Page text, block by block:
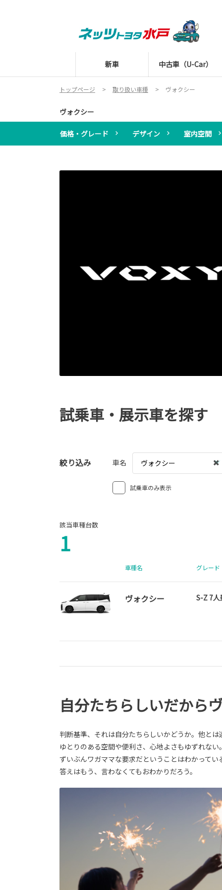
新車 中古車（U-Car）
トップページ 取り扱い車種 ヴォクシー
ヴォクシー
価格・グレード デザイン 室内空間
試乗車・展示車を探す
絞り込み 車名 ヴォクシー
試乗車のみ表示
該当車種台数
1
車種名 グレード
ヴォクシー S-Z 7人
自分たちらしいだから
判断基準、それは自分たちらしいかどうか。他と
ゆとりのある空間や便利さ、心地よさもゆずれな
ずいぶんワガママな要求だということはわかって
答えはもう、言わなくてもおわかりだろう。